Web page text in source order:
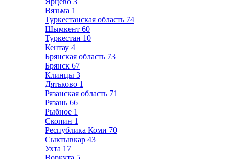
Вязьма 1
Туркестанская область 74
Шымкент 60
Туркестан 10
Кентау 4
Брянская область 73
Брянск 67
Клинцы 3
Дятьково 1
Рязанская область 71
Рязань 66
Рыбное 1
Скопин 1
Республика Коми 70
Сыктывкар 43
Ухта 17